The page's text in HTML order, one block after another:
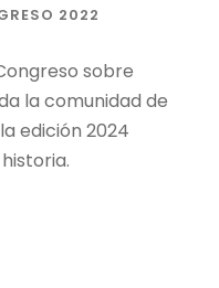
2022
sobre
la comunidad de
edición 2024